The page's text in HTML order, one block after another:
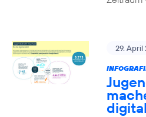
29. April